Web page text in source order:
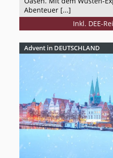
Abenteuer [...]
Inkl. DEE-
Advent in DEUTSCHLAND